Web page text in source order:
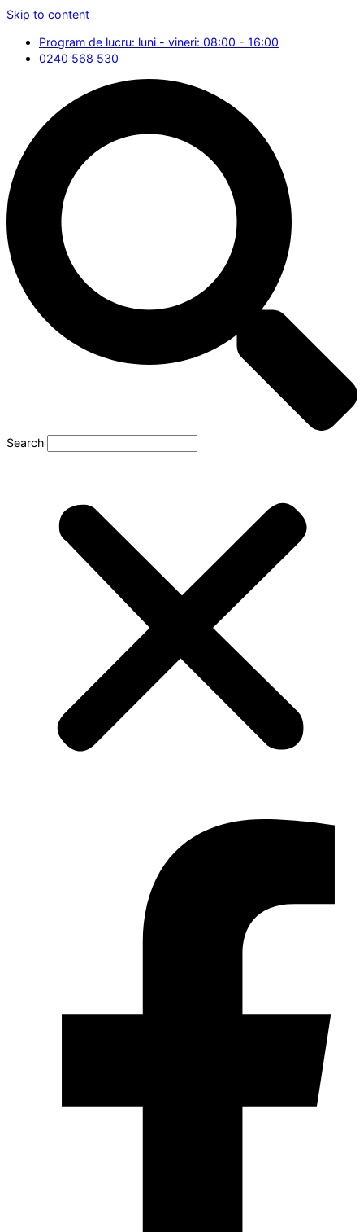
Skip to content
Program de lucru: luni - vineri: 08:00 - 16:00
0240 568 530
Search